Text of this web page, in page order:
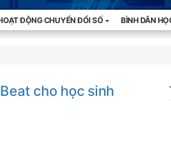
ĐỘNG CHUYỂN ĐỔI SỐ BÌNH DÂN
cho học sinh